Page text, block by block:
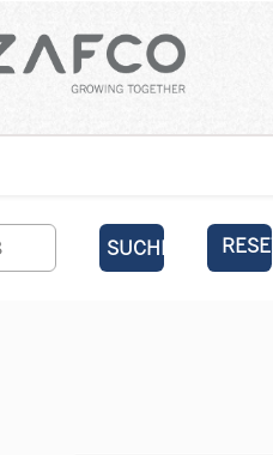
SUCHEN RESET